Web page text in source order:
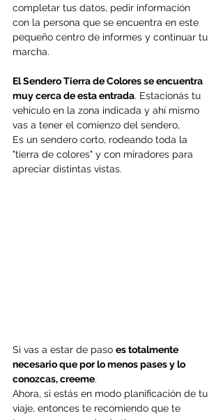
completar tus datos, pedir información
con la persona que se encuentra en este
pequeño centro de informes y continuar tu
marcha.
El Sendero Tierra de Colores se encuentra
muy cerca de esta entrada. Estacionás tu
vehículo en la zona indicada y ahí mismo
vas a tener el comienzo del sendero,
Es un sendero corto, rodeando toda la
"tierra de colores" y con miradores para
apreciar distintas vistas.
Si vas a estar de paso es totalmente
necesario que por lo menos pases y lo
conozcas, creeme.
Ahora, si estás en modo planificación de tu
viaje, entonces te recomiendo que te